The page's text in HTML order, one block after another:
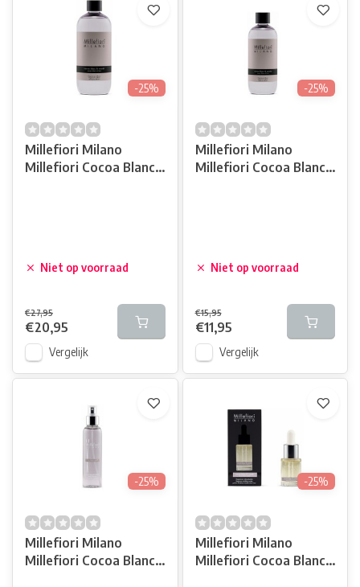
-25%
Millefiori Milano
Millefiori Cocoa Blanc
Niet op voorraad
€27,95
€20,95
Vergelijk
-25%
Millefiori Milano
Millefiori Cocoa Blanc
Niet op voorraad
€15,95
€11,95
Vergelijk
-25%
Millefiori Milano
Millefiori Cocoa Blanc
-25%
Millefiori Milano
Millefiori Cocoa Blanc